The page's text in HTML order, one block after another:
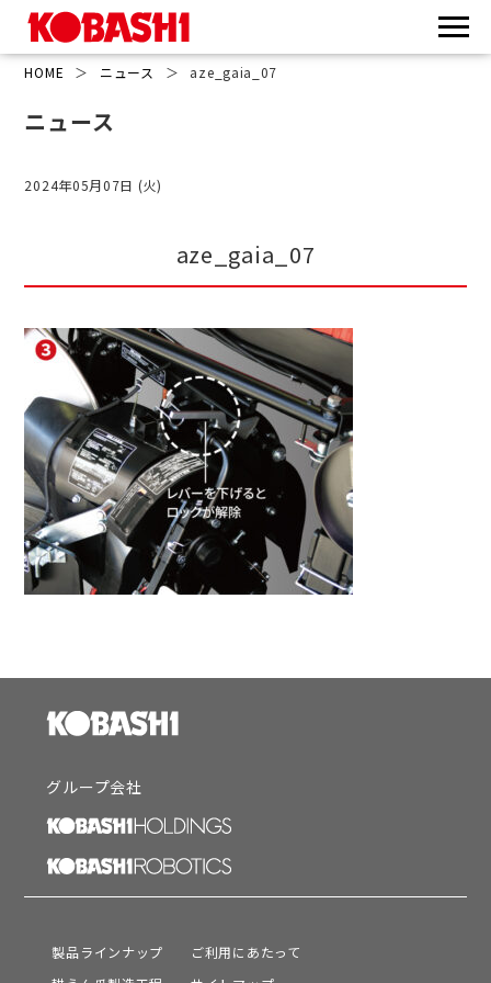
HOME ＞ ニュース ＞ aze_gaia_07
ニュース
2024年05月07日 (火)
aze_gaia_07
グループ会社
製品ラインナップ
ご利用にあたって